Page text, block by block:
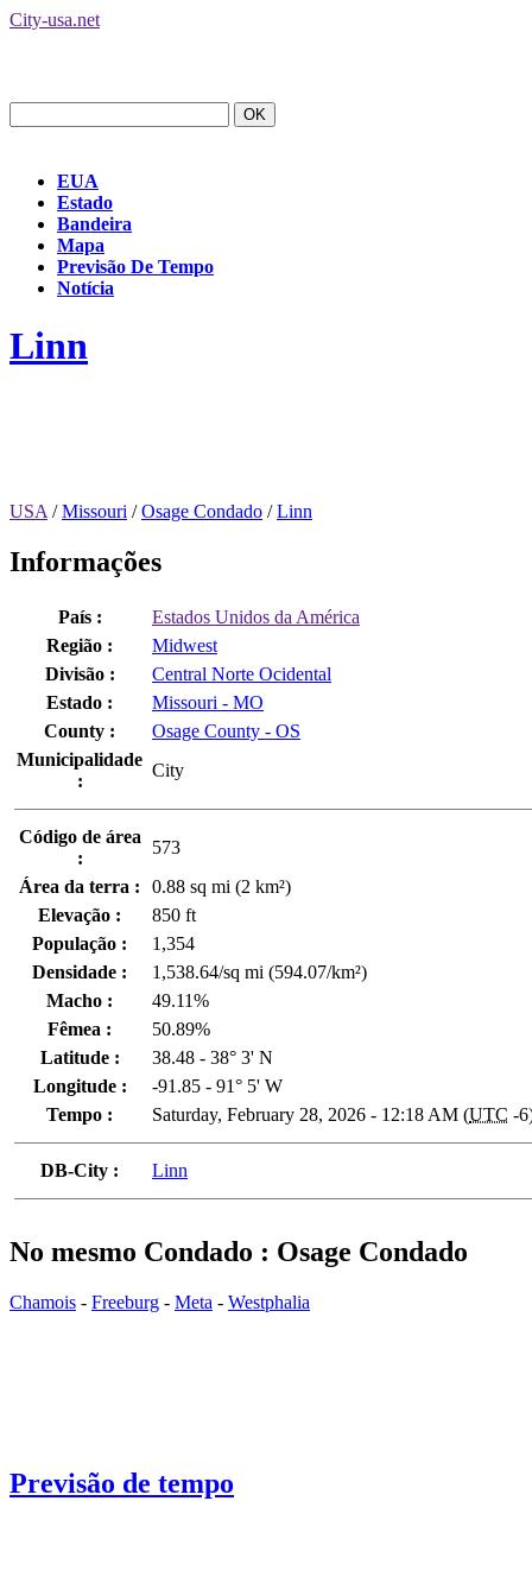
City-usa.net
EUA
Estado
Bandeira
Mapa
Previsão De Tempo
Notícia
Linn
USA /Missouri /Osage Condado /Linn
Informações
País :
Estados Unidos da América
Região :
Midwest
Divisão :
Central Norte Ocidental
Estado :
Missouri - MO
County :
Osage County - OS
Municipalidade
:
City
Código de área
:
573
Área da terra :
0.88 sq mi (2 km²)
Elevação :
850 ft
População :
1,354
Densidade :
1,538.64/sq mi (594.07/km²)
Macho :
49.11%
Fêmea :
50.89%
Latitude :
38.48 - 38° 3' N
Longitude :
-91.85 - 91° 5' W
Tempo :
Saturday, February 28, 2026 - 12:18 AM (UTC -
DB-City : Linn
No mesmo Condado : Osage Condado
Chamois - Freeburg - Meta - Westphalia
Previsão de tempo